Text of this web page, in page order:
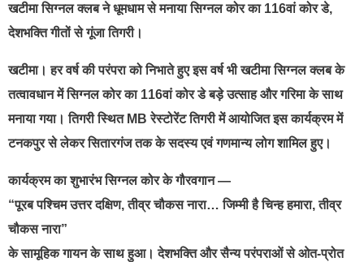
खटीमा सिग्नल क्लब ने धूमधाम से मनाया सिग्नल कोर का 116वां कोर डे,
देशभक्ति गीतों से गूंजा तिगरी।
खटीमा। हर वर्ष की परंपरा को निभाते हुए इस वर्ष भी खटीमा सिग्नल क्लब के
तत्वावधान में सिग्नल कोर का 116वां कोर डे बड़े उत्साह और गरिमा के साथ
मनाया गया। तिगरी स्थित MB रेस्टोरेंट तिगरी में आयोजित इस कार्यक्रम में
टनकपुर से लेकर सितारगंज तक के सदस्य एवं गणमान्य लोग शामिल हुए।
कार्यक्रम का शुभारंभ सिग्नल कोर के गौरवगान —
“पूरब पश्चिम उत्तर दक्षिण, तीव्र चौकस नारा… जिम्मी है चिन्ह हमारा, तीव्र
चौकस नारा”
के सामूहिक गायन के साथ हुआ। देशभक्ति और सैन्य परंपराओं से ओत-प्रोत